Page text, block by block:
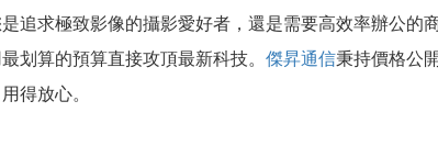
追求極致影像的攝影愛好者，還是需要高效率辦公的
划算的預算直接攻頂最新科技。 傑昇通信秉持價格公
得放心。